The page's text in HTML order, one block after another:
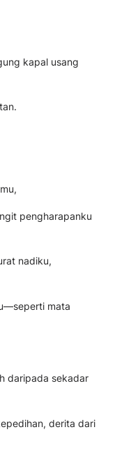
kapal usang
pengharapanku
nadiku,
mata
daripada sekadar
derita dari